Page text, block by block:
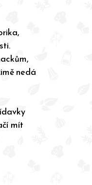
nedá
mít